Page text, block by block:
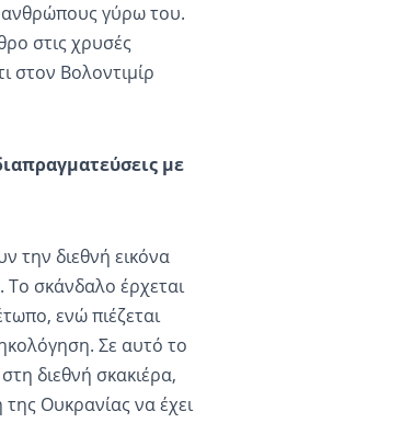
ανθρώπους γύρω του.
στις χρυσές
στον Βολοντιμίρ
με
την διεθνή εικόνα
σκάνδαλο έρχεται
ενώ πιέζεται
Σε αυτό το
διεθνή σκακιέρα,
της Ουκρανίας να έχει